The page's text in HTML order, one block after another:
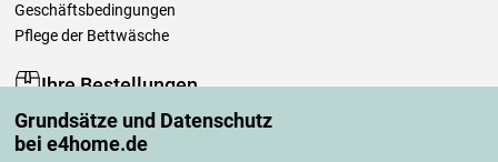
Grundsätze und Datenschutz
bei e4home.de
Geschäftsbedingungen
Pflege der Bettwäsche
Ihre Bestellungen
Mein Konto
Bestellübersicht